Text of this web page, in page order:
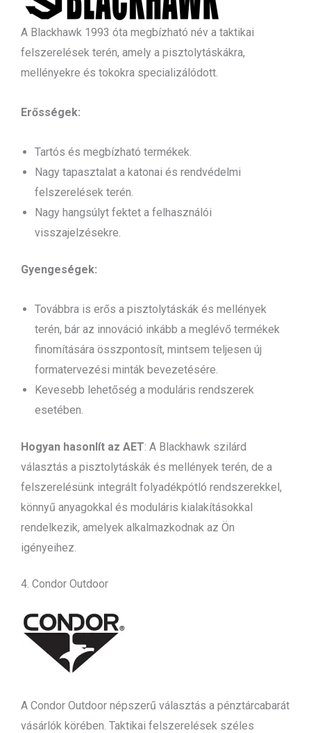
A Blackhawk 1993 óta megbízható név a taktikai
felszerelések terén, amely a pisztolytáskákra,
mellényekre és tokokra specializálódott.
Erősségek:
Tartós és megbízható termékek.
Nagy tapasztalat a katonai és rendvédelmi
felszerelések terén.
Nagy hangsúlyt fektet a felhasználói
visszajelzésekre.
Gyengeségek:
Továbbra is erős a pisztolytáskák és mellények
terén, bár az innováció inkább a meglévő termékek
finomítására összpontosít, mintsem teljesen új
formatervezési minták bevezetésére.
Kevesebb lehetőség a moduláris rendszerek
esetében.
Hogyan hasonlít az AET: A Blackhawk szilárd
választás a pisztolytáskák és mellények terén, de a
felszerelésünk integrált folyadékpótló rendszerekkel,
könnyű anyagokkal és moduláris kialakításokkal
rendelkezik, amelyek alkalmazkodnak az Ön
igényeihez.
4. Condor Outdoor
A Condor Outdoor népszerű választás a pénztárcabarát
vásárlók körében. Taktikai felszerelések széles